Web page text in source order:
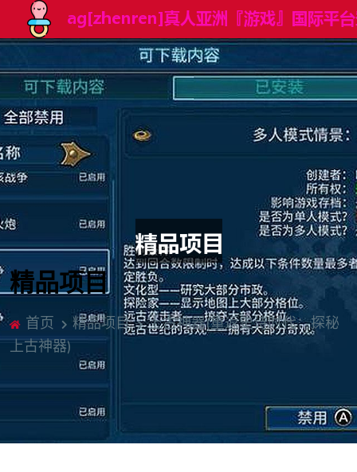
精品项目
首页 精品项目
上古神器(重返史诗时代：探秘
上古神器)